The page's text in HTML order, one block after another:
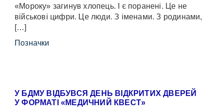
«Мороку» загинув хлопець. І є поранені. Це не
військові цифри. Це люди. З іменами. З родинами,
[…]
Позначки
У БДМУ ВІДБУВСЯ ДЕНЬ ВІДКРИТИХ ДВЕРЕЙ
У ФОРМАТІ «МЕДИЧНИЙ КВЕСТ»